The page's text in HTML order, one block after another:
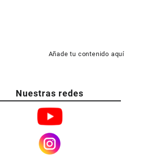
Añade tu contenido aquí
Nuestras redes